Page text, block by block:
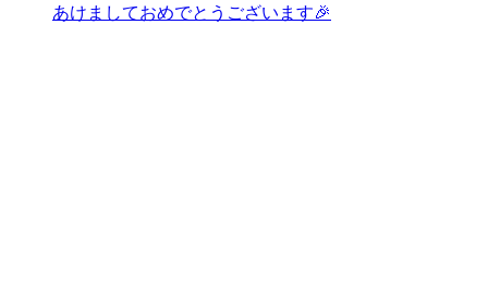
あけましておめでとうございます🎉